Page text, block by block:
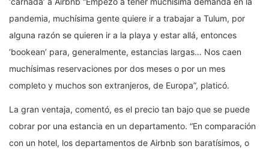
pandemia, muchísima gente quiere ir a trabajar a Tulum, por
alguna razón se quieren ir a la playa y estar allá, entonces
‘bookean’ para, generalmente, estancias largas… Nos caen
muchísimas reservaciones por dos meses o por un mes
completo y muchos son extranjeros, de Europa”, platicó.
La gran ventaja, comentó, es el precio tan bajo que se puede
cobrar por una estancia en un departamento. “En comparación
con un hotel, los departamentos de Airbnb son baratísimos, o